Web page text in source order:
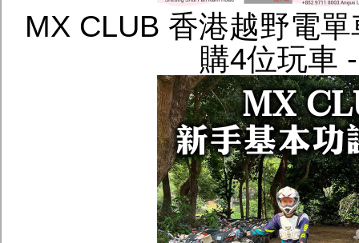
MX CLUB 香港越野電
購4位玩車